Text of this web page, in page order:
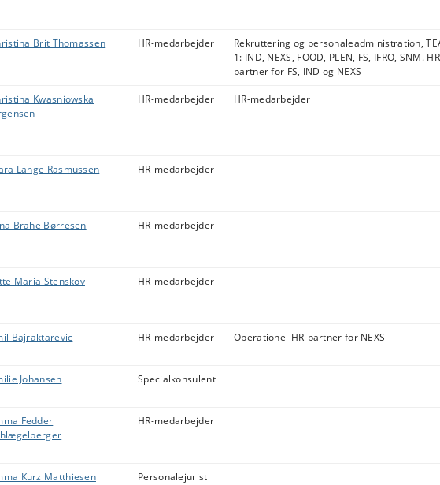
Brit Thomassen HR-medarbejder
Rekruttering og personaleadministration,
1: IND, NEXS, FOOD, PLEN, FS, IFRO, SNM.
partner for FS, IND og NEXS
Kwasniowska
HR-medarbejder HR-medarbejder
Lange Rasmussen HR-medarbejder
Brahe Børresen HR-medarbejder
Maria Stenskov HR-medarbejder
Bajraktarevic HR-medarbejder Operationel HR-partner for NEXS
Johansen Specialkonsulent
Fedder
HR-medarbejder
Kurz Matthiesen Personalejurist